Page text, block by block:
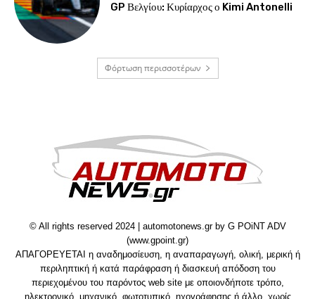
GP Βελγίου: Κυρίαρχος ο Kimi Antonelli
Φόρτωση περισσοτέρων
© All rights reserved 2024 | automotonews.gr by G POiNT ADV
(www.gpoint.gr)
ΑΠΑΓΟΡΕΥΕΤΑΙ η αναδημοσίευση, η αναπαραγωγή, ολική, μερική ή
περιληπτική ή κατά παράφραση ή διασκευή απόδοση του
περιεχομένου του παρόντος web site με οποιονδήποτε τρόπο,
ηλεκτρονικό, μηχανικό, φωτοτυπικό, ηχογράφησης ή άλλο, χωρίς